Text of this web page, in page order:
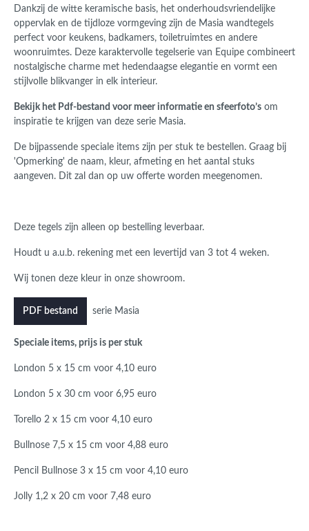
Dankzij de witte keramische basis, het onderhoudsvriendelijke
oppervlak en de tijdloze vormgeving zijn de Masia wandtegels
perfect voor keukens, badkamers, toiletruimtes en andere
woonruimtes. Deze karaktervolle tegelserie van Equipe combineert
nostalgische charme met hedendaagse elegantie en vormt een
stijlvolle blikvanger in elk interieur.
Bekijk het Pdf-bestand voor meer informatie en sfeerfoto’s om
inspiratie te krijgen van deze serie Masia.
De bijpassende speciale items zijn per stuk te bestellen. Graag bij
'Opmerking' de naam, kleur, afmeting en het aantal stuks
aangeven. Dit zal dan op uw offerte worden meegenomen.
Deze tegels zijn alleen op bestelling leverbaar.
Houdt u a.u.b. rekening met een levertijd van 3 tot 4 weken.
Wij tonen deze kleur in onze showroom.
PDF bestand serie Masia
Speciale items, prijs is per stuk
London 5 x 15 cm voor 4,10 euro
London 5 x 30 cm voor 6,95 euro
Torello 2 x 15 cm voor 4,10 euro
Bullnose 7,5 x 15 cm voor 4,88 euro
Pencil Bullnose 3 x 15 cm voor 4,10 euro
Jolly 1,2 x 20 cm voor 7,48 euro